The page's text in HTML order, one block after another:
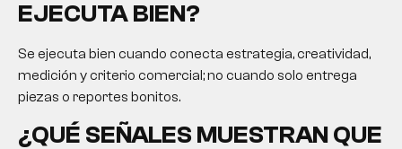
EJECUTA BIEN?
Se ejecuta bien cuando conecta estrategia, creatividad,
medición y criterio comercial; no cuando solo entrega
piezas o reportes bonitos.
¿QUÉ SEÑALES MUESTRAN QUE